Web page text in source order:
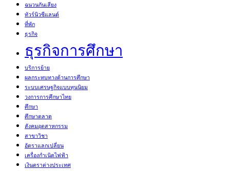
ฉนวนกันเสียง
ทัวร์นิวซีแลนด์
ที่พัก
ธุรกิจ
ธุรกิจการศึกษา
บริการย้าย
ผลกระทบทางด้านการศึกษา
ระบบเศรษฐกิจแบบทุนนิยม
วงการการศึกษาไทย
ศึกษา
ศึกษาตลาด
สังคมอุตสาหกรรม
สาขาวิชา
อัตราแลกเปลี่ยน
เครื่องกำเนิดไฟฟ้า
เงินตราต่างประเทศ